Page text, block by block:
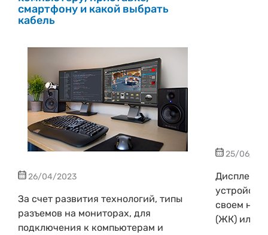
смартфону и какой выбрать
кабель
26/04/2023
За счет развития технологий, типы
разъемов на мониторах, для
подключения к компьютерам и
25/06/
Дисплеи
устройств
своем на
(ЖК) ил...